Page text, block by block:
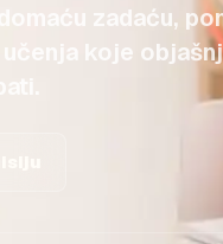
zadaću,
učenja koje